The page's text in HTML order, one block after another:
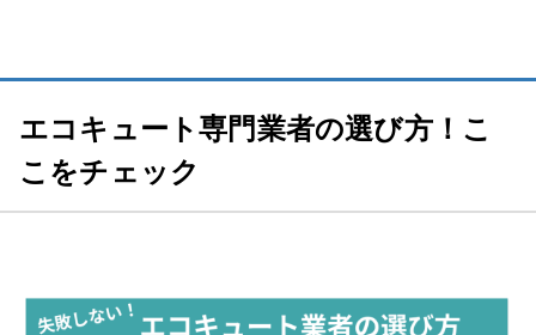
エコキュート専門業者の選び方！こ
こをチェック